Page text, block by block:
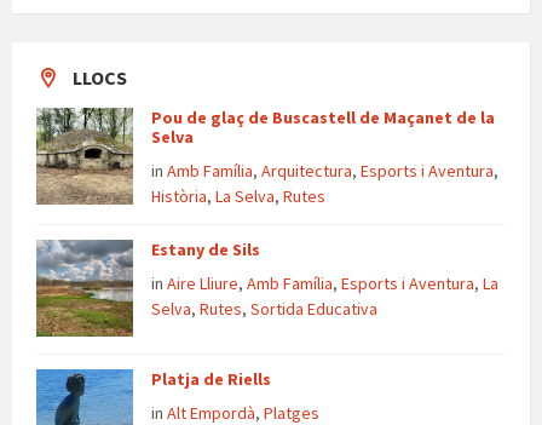
LLOCS
Pou de glaç de Buscastell de Maçanet de la
Selva
in Amb Família, Arquitectura, Esports i Aventura,
Història, La Selva, Rutes
Estany de Sils
in Aire Lliure, Amb Família, Esports i Aventura, La
Selva, Rutes, Sortida Educativa
Platja de Riells
in Alt Empordà, Platges